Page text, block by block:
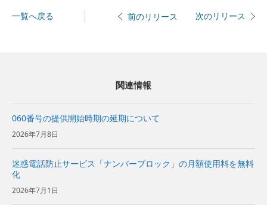
一覧へ戻る 前のリリース 次のリリース
関連情報
060番号の提供開始時期の延期について
2026年7月8日
迷惑電話防止サービス「ナンバーブロック」の月額使用料を無料
化
2026年7月1日